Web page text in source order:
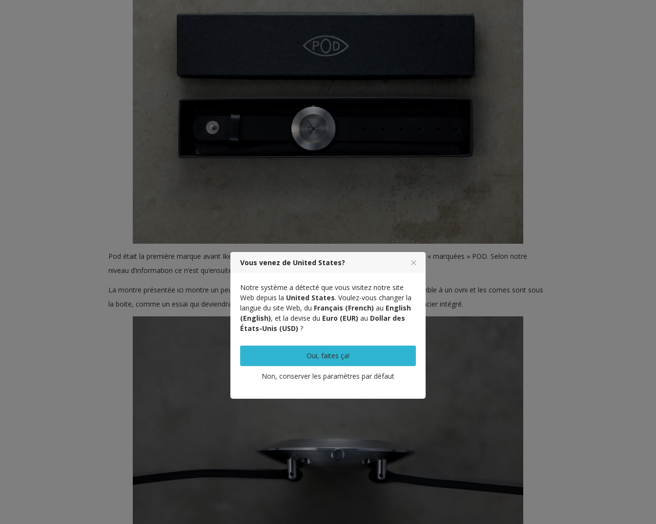
Pod était la première marque avant Ikepod. En 1994 la Seaslug et même l’Hemipode en 1997 étaient « marquées » POD. Selon notre
niveau d’information ce n’est qu’ensuite que les montre furent au nom d’Ikepod.
La montre présentée ici montre un peu de patine, quelques défauts et tout l’ADN Ikepod. Elle ressemble à un ovni et les cornes sont sous
la boite, comme un essai qui deviendra plus tard une signature : pas de cornes, bracelet silicone ou acier intégré.
Vous venez de United States?
Notre système a détecté que vous visitez notre site
Web depuis la United States. Voulez-vous changer la
langue du site Web, du Français (French) au English
(English), et la devise du Euro (EUR) au Dollar des
États-Unis (USD) ?
Oui, faites ça!
Non, conserver les paramètres par défaut